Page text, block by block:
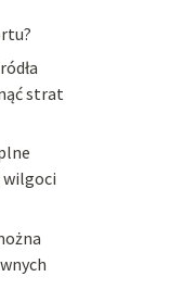
strat
wilgoci